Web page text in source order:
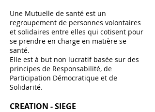
Une Mutuelle de santé est un
regroupement de personnes volontaires
et solidaires entre elles qui cotisent pour
se prendre en charge en matière se
santé.
Elle est à but non lucratif basée sur des
principes de Responsabilité, de
Participation Démocratique et de
Solidarité.
CREATION - SIEGE